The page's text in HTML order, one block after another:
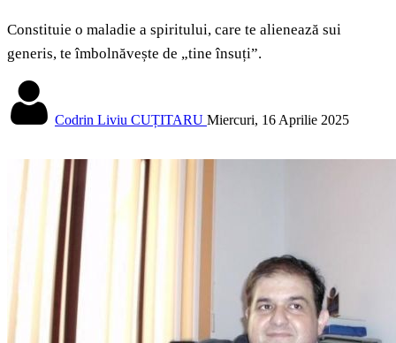
Constituie o maladie a spiritului, care te alienează sui
generis, te îmbolnăvește de „tine însuți”.
Codrin Liviu CUȚITARU Miercuri, 16 Aprilie 2025